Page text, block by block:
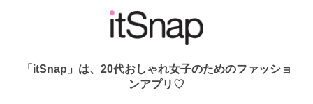
「itSnap」は、20代おしゃれ女子のためのファッショ
ンアプリ♡